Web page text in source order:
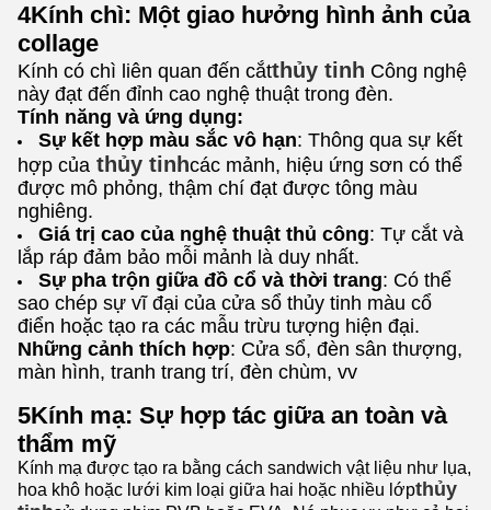
4Kính chì: Một giao hưởng hình ảnh của
collage
Kính có chì liên quan đến cắtthủy tinh Công nghệ
này đạt đến đỉnh cao nghệ thuật trong đèn.
Tính năng và ứng dụng:
Sự kết hợp màu sắc vô hạn: Thông qua sự kết
hợp của thủy tinhcác mảnh, hiệu ứng sơn có thể
được mô phỏng, thậm chí đạt được tông màu
nghiêng.
Giá trị cao của nghệ thuật thủ công: Tự cắt và
lắp ráp đảm bảo mỗi mảnh là duy nhất.
Sự pha trộn giữa đồ cổ và thời trang: Có thể
sao chép sự vĩ đại của cửa sổ thủy tinh màu cổ
điển hoặc tạo ra các mẫu trừu tượng hiện đại.
Những cảnh thích hợp: Cửa sổ, đèn sân thượng,
màn hình, tranh trang trí, đèn chùm, vv
5Kính mạ: Sự hợp tác giữa an toàn và
thẩm mỹ
Kính mạ được tạo ra bằng cách sandwich vật liệu như lụa,
hoa khô hoặc lưới kim loại giữa hai hoặc nhiều lớpthủy